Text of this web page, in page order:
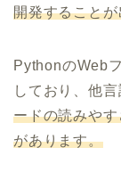
開発すること
PythonのWeb
しており、他
ードの読みや
があります。